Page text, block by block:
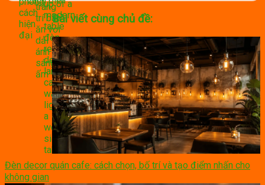
Bài viết cùng chủ đề:
Đèn decor quán cafe: cách chọn, bố trí và tạo điểm nhấn cho
không gian